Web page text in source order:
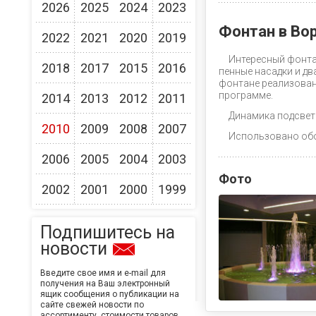
2026
2025 2024 2023
2022 2021 2020 2019
2018 2017 2015 2016
2014 2013 2012 2011
2010 2009 2008 2007
2006 2005 2004 2003
2002 2001 2000 1999
Подпишитесь на
новости
Введите свое имя и e-mail для
получения на Ваш электронный
ящик сообщения о публикации на
сайте свежей новости по
Фонтан в
Интересный
пенные насадки и
фонтане
программе.
Динамика
Использовано
Фото